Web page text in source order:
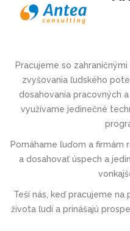
Pracujeme so
zvyšovania ľudského
dosahovania pracovných
využívame jedinečné
Pomáhame ľuďom a firmám
a dosahovať úspech a
Teší nás, keď pracujeme
života ľudí a prinášajú